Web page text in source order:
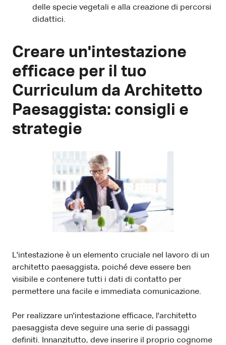
delle specie vegetali e alla creazione di percorsi
didattici.
Creare un'intestazione
efficace per il tuo
Curriculum da Architetto
Paesaggista: consigli e
strategie
L'intestazione è un elemento cruciale nel lavoro di un
architetto paesaggista, poiché deve essere ben
visibile e contenere tutti i dati di contatto per
permettere una facile e immediata comunicazione.
Per realizzare un'intestazione efficace, l'architetto
paesaggista deve seguire una serie di passaggi
definiti. Innanzitutto, deve inserire il proprio cognome